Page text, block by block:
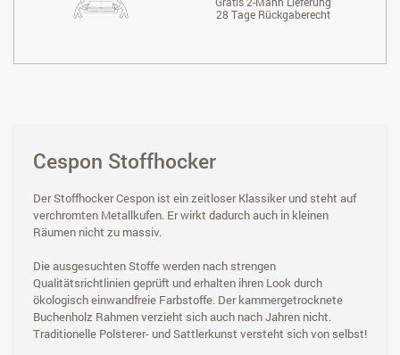
28 Tage Rückgaberecht
Cespon Stoffhocker
Der Stoffhocker Cespon ist ein zeitloser Klassiker und steht auf
verchromten Metallkufen. Er wirkt dadurch auch in kleinen
Räumen nicht zu massiv.
Die ausgesuchten Stoffe werden nach strengen
Qualitätsrichtlinien geprüft und erhalten ihren Look durch
ökologisch einwandfreie Farbstoffe. Der kammergetrocknete
Buchenholz Rahmen verzieht sich auch nach Jahren nicht.
Traditionelle Polsterer- und Sattlerkunst versteht sich von selbst!